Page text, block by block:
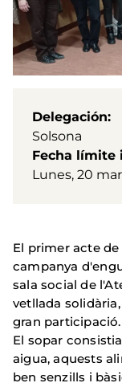
Delegación
Solsona
Fecha límite
Lunes, 20
El primer acte de
campanya
sala social de
vetllada
gran participació.
El sopar
aigua, aquests
ben senzills i